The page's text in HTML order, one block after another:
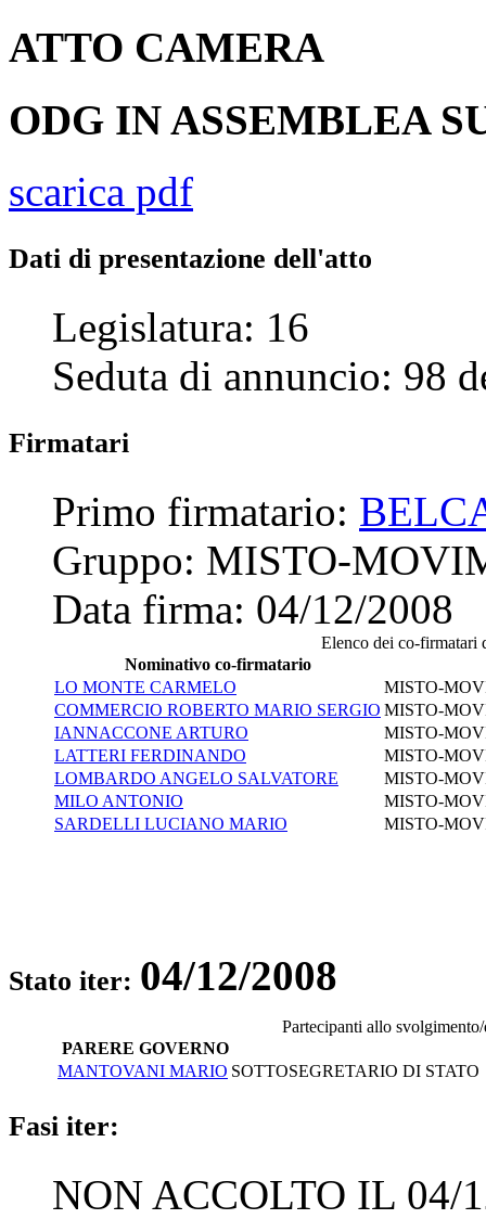
ATTO CAMERA
ODG IN ASSEMBLEA
scarica pdf
Dati di presentazione dell'atto
Legislatura: 16
Seduta di annuncio: 98
Firmatari
Primo firmatario:
Gruppo: MISTO-
Data firma: 04/12/2008
Elenco dei co-firmatari
Nominativo co-firmatario
LO MONTE CARMELO
MISTO-
COMMERCIO ROBERTO MARIO SERGIO MISTO-
IANNACCONE ARTURO
MISTO-
LATTERI FERDINANDO
MISTO-
LOMBARDO ANGELO SALVATORE
MISTO-
MILO ANTONIO
MISTO-
SARDELLI LUCIANO MARIO
MISTO-
Stato iter: 04/12/2008
Partecipanti allo svolgimento/
PARERE GOVERNO
MANTOVANI MARIO SOTTOSEGRETARIO DI
Fasi iter:
NON ACCOLTO IL 04/